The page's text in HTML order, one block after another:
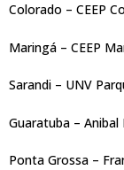
Colorado – CEEP
Maringá – CEEP
Sarandi – UNV
Guaratuba – Anibal
Ponta Grossa –